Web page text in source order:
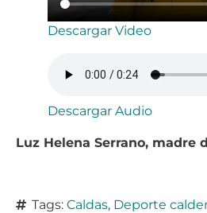
Descargar Video
Descargar Audio
Luz Helena Serrano, madre
Tags: Caldas, Deporte